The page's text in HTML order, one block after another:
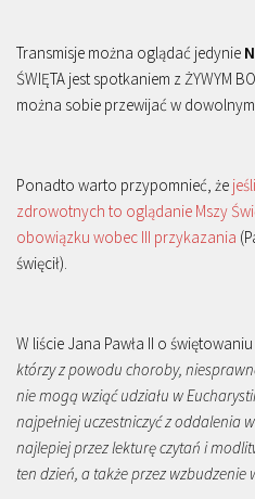
Transmisje można oglądać jedynie
ŚWIĘTA jest spotkaniem z ŻYWYM
można sobie przewijać w
Ponadto warto przypomnieć, że
zdrowotnych to oglądanie Mszy
obowiązku wobec III przykazania
święcił).
W liście Jana Pawła II o
którzy z powodu choroby,
nie mogą wziąć udziału w
najpełniej uczestniczyć z oddalenia
najlepiej przez lekturę czytań i
ten dzień, a także przez